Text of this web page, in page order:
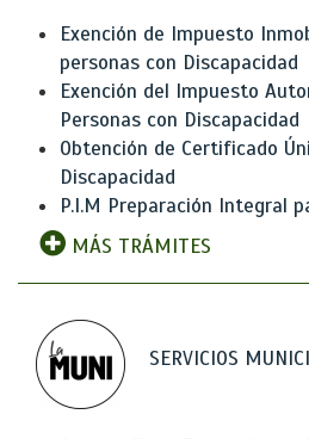
Exención de Impuesto
personas con Discapacidad
Exención del Impuesto
Personas con Discapacidad
Obtención de Certificado
Discapacidad
P.I.M Preparación Integral
MÁS TRÁMITES
SERVICIOS